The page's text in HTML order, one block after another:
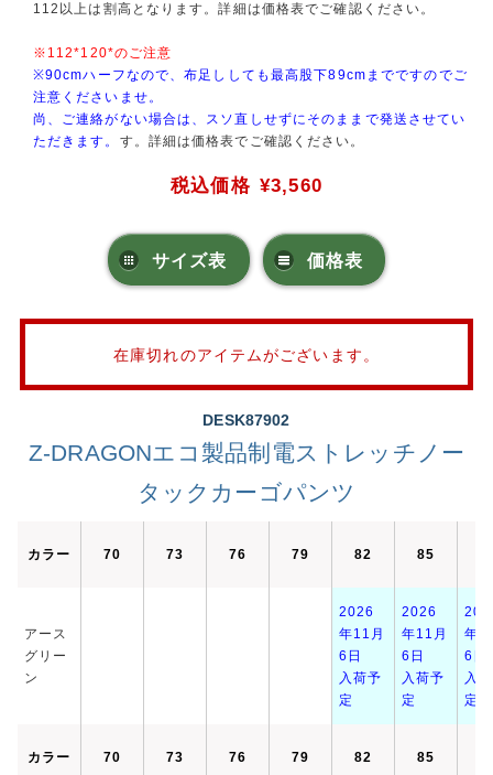
112以上は割高となります。詳細は価格表でご確認ください。
※112*120*のご注意
※90cmハーフなので、布足ししても最高股下89cmまでですのでご
注意くださいませ。
尚、ご連絡がない場合は、スソ直しせずにそのままで発送させてい
ただきます。 す。詳細は価格表でご確認ください。
税込価格 ¥3,560
サイズ表 価格表
在庫切れのアイテムがございます。
DESK87902
Z-DRAGONエコ製品制電ストレッチノー
タックカーゴパンツ
カラー 70 73 76 79 82 85
アース
グリー
ン
2026
年11月
6日
入荷予
定
2026
年11月
6日
入荷予
定
年
6日
入
定
カラー 70 73 76 79 82 85